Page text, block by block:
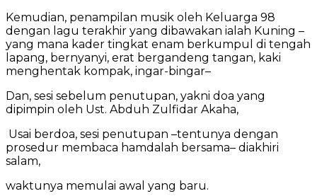
Kemudian, penampilan musik oleh Keluarga 98
dengan lagu terakhir yang dibawakan ialah Kuning –
yang mana kader tingkat enam berkumpul di tengah
lapang, bernyanyi, erat bergandeng tangan, kaki
menghentak kompak, ingar-bingar–
Dan, sesi sebelum penutupan, yakni doa yang
dipimpin oleh Ust. Abduh Zulfidar Akaha,
Usai berdoa, sesi penutupan –tentunya dengan
prosedur membaca hamdalah bersama– diakhiri
salam,
waktunya memulai awal yang baru.